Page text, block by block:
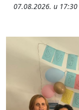
07.08.2026. u 17:30